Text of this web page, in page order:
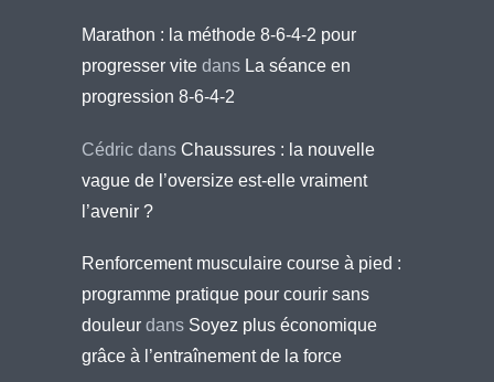
Marathon : la méthode 8-6-4-2 pour
progresser vite dans La séance en
progression 8-6-4-2
Cédric dans Chaussures : la nouvelle
vague de l’oversize est-elle vraiment
l’avenir ?
Renforcement musculaire course à pied :
programme pratique pour courir sans
douleur dans Soyez plus économique
grâce à l’entraînement de la force